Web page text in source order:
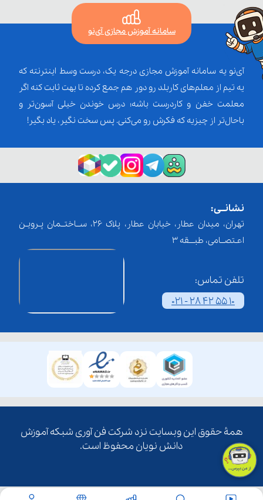
سامانه آموزش مجازی آی‌نو
آی‌نو یه سامانه آموزش مجازی درجه یک، درست وسط اینترنته که
یه تیم از معلم‌‌های کاربلد رو دور هم جمع کرده تا بهت ثابت کنه اگر
معلمت خفن و کاردرست باشه؛ درس خوندن خیلی آسون‌تر و
باحال‌تر از چیزیه که فکرش رو می‌کنی. پس سخت نگیر، یاد بگیر!
نشانــی:
تهران، میدان عطار، خیابان عطار، پلاک 26، ســاختــمان پـرویـن
اعـتصــامی، طبـــقه 3
تلفن تماس:
021 - 28 42 55 10
همۀ حقوق این وبسایت نزد شرکت فن آوری شبکه آموزش
دانش نویان محفوظ است.